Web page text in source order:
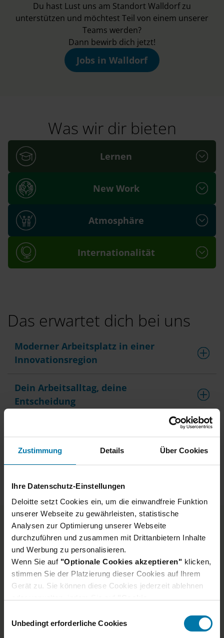
Zustimmung Details Über Cookies
Ihre Datenschutz-Einstellungen
Deloitte setzt Cookies ein, um die einwandfreie Funktion
unserer Webseite zu gewährleisten, statistische
Analysen zur Optimierung unserer Webseite
durchzuführen und zusammen mit Drittanbietern Inhalte
und Werbung zu personalisieren.
Wenn Sie auf "Optionale Cookies akzeptieren" klicken,
stimmen Sie der Platzierung dieser Cookies auf Ihrem
Gerät zu. Sie können diese Cookies jederzeit ablehnen
gewählten Cookie-Präferenzen kann es sein, dass die
Unbedingt erforderliche Cookies
Du hast Lust uns am Standort Walldorf zu
unterstützen und möchtest Teil von einem unserer
Teams werden?
Dann bewirb dich jetzt!
Jobs in Walldorf
Was wir dir bieten
Lernen
New Work
Atmosphäre
Internationalität
Das erwartet dich bei uns
Moderner Arbeitsplatz in einer
Innovationsregion
Dein Arbeitsalltag, deine
Entscheidung
Dein Einstieg in ein dynamisches
Jetzt bei Deloitte in Walldorf
bewerben
passende Stelle gefunden? Setze ein Lesezeichen für
unsere Walldorfer Jobbörse und bleib auf dem